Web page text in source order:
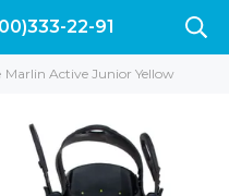
22-91
Marlin Active Junior Yellow